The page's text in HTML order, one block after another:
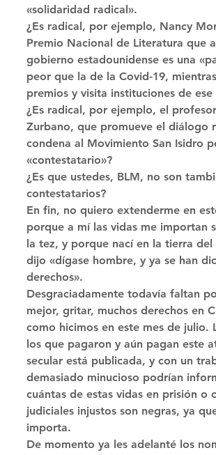
«solidaridad radical».
¿Es radical, por ejemplo, Nancy
Premio Nacional de Literatura que
gobierno estadounidense es una
peor que la de la Covid-19,
premios y visita instituciones de ese
¿Es radical, por ejemplo, el
Zurbano, que promueve el diálogo
condena al Movimiento San Isidro
«contestatario»?
¿Es que ustedes, BLM, no son
contestatarios?
En fin, no quiero extenderme en
porque a mí las vidas me importan
la tez, y porque nací en la tierra
dijo «dígase hombre, y ya se han
derechos».
Desgraciadamente todavía faltan
mejor, gritar, muchos derechos en
como hicimos en este mes de julio.
los que pagaron y aún pagan este
secular está publicada, y con un
demasiado minucioso podrían
cuántas de estas vidas en prisión o
judiciales injustos son negras, ya
importa.
De momento ya les adelanté los